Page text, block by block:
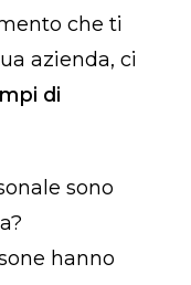
che ti
azienda, ci
di
sono
hanno